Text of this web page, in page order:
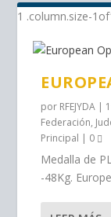
accesibilidad.
por RFEJYDA |
Federación,
Principal | 0
Medalla de
-48Kg.